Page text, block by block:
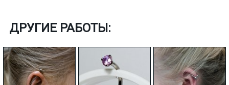
ДРУГИЕ РАБОТЫ: